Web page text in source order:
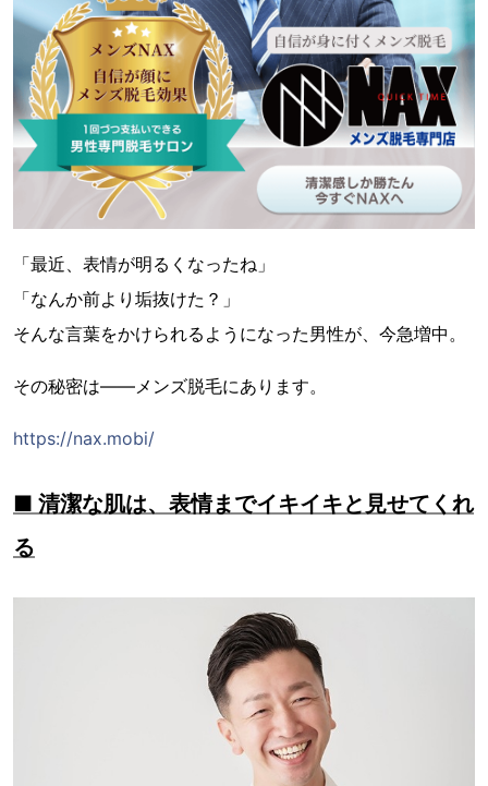
「最近、表情が明るくなったね」
「なんか前より垢抜けた？」
そんな言葉をかけられるようになった男性が、今急増中。
その秘密は――メンズ脱毛にあります。
https://nax.mobi/
■ 清潔な肌は、表情までイキイキと見せてくれ
る